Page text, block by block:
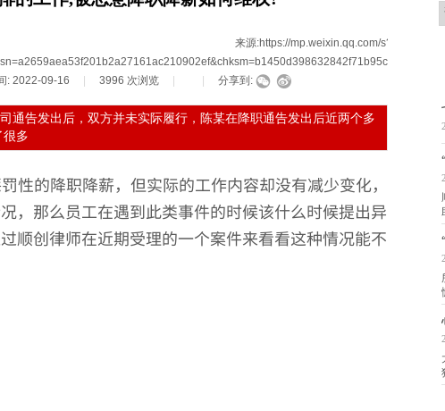
来源:https://mp.weixin.qq.com/s?
: 2022-09-16 3996 次浏览 分享到:
通告发出后，双方并未实际履行，陈某在降职通告发出后近两个多
很多
性的降职降薪，但实际的工作内容却没有减少变化，
，那么员工在遇到此类事件的时候该什么时候提出异
顺创律师在近期受理的一个案件来看看这种情况能不